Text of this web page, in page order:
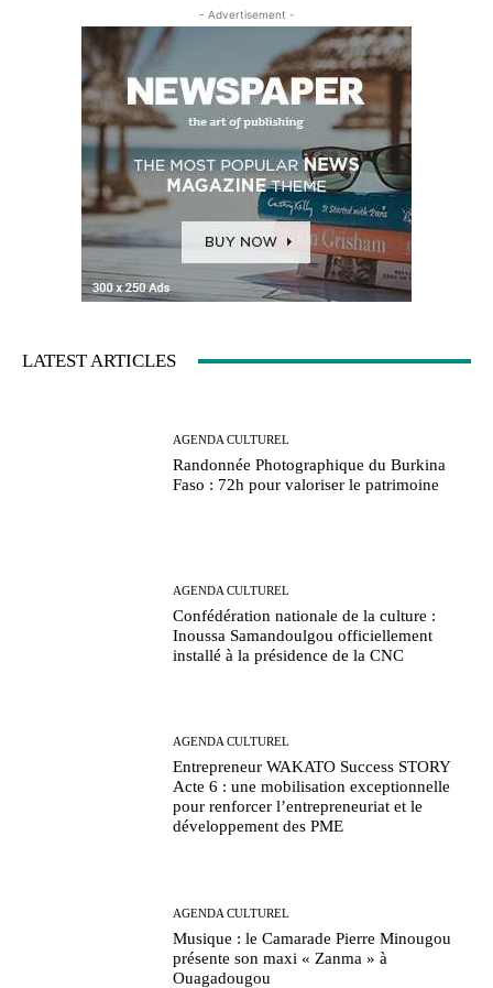
- Advertisement -
LATEST ARTICLES
AGENDA CULTUREL
Randonnée Photographique du Burkina
Faso : 72h pour valoriser le patrimoine
AGENDA CULTUREL
Confédération nationale de la culture :
Inoussa Samandoulgou officiellement
installé à la présidence de la CNC
AGENDA CULTUREL
Entrepreneur WAKATO Success STORY
Acte 6 : une mobilisation exceptionnelle
pour renforcer l’entrepreneuriat et le
développement des PME
AGENDA CULTUREL
Musique : le Camarade Pierre Minougou
présente son maxi « Zanma » à
Ouagadougou